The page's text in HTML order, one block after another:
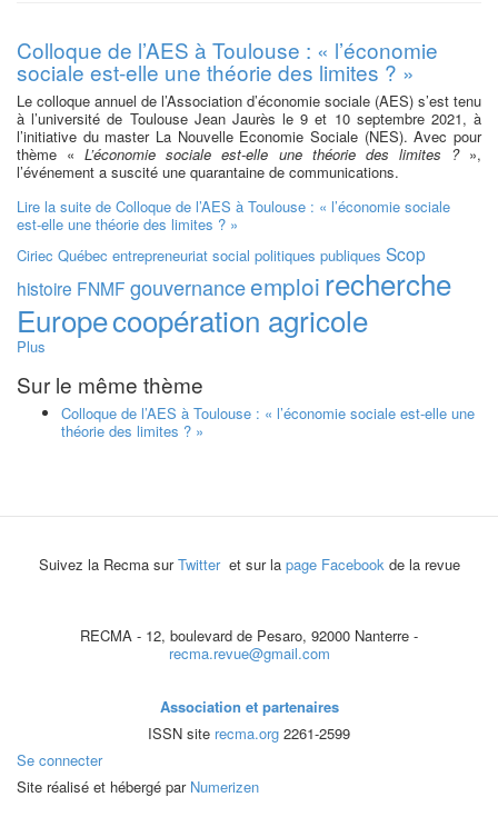
Colloque de l’AES à Toulouse : « l’économie
sociale est-elle une théorie des limites ? »
Le colloque annuel de l’Association d’économie sociale (AES) s’est tenu
à l’université de Toulouse Jean Jaurès le 9 et 10 septembre 2021, à
l’initiative du master La Nouvelle Economie Sociale (NES). Avec pour
thème «L’économie sociale est-elle une théorie des limites ?»,
l’événement a suscité une quarantaine de communications.
Lire la suite de Colloque de l’AES à Toulouse : « l’économie sociale
est-elle une théorie des limites ? »
Ciriec Québec entrepreneuriat social politiques publiques Scop
histoire FNMF gouvernanceemploi recherche
Europecoopération agricole
Plus
Sur le même thème
Colloque de l’AES à Toulouse : « l’économie sociale est-elle une
théorie des limites ? »
Suivez la Recma surTwitter et sur la page Facebook de la revue
RECMA - 12, boulevard de Pesaro, 92000 Nanterre -
recma.revue@gmail.com
Association et partenaires
ISSN site recma.org 2261-2599
Se connecter
Site réalisé et hébergé par Numerizen